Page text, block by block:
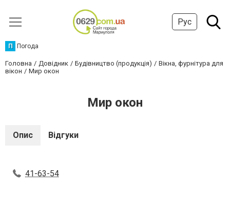
Рус
П Погода
Головна Довідник Будівництво (продукція)
Вікна, фурнітура для
вікон
Мир окон
Мир окон
Опис Відгуки
41-63-54